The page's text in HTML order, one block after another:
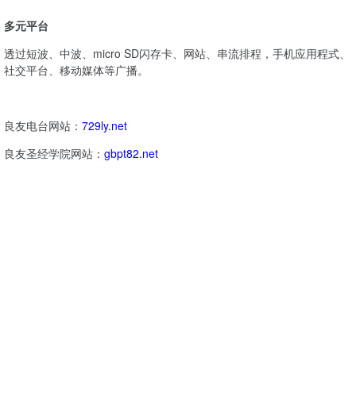
多元平台
透过短波、中波、micro SD闪存卡、网站、串流排程，手机应用程式、
社交平台、移动媒体等广播。
良友电台网站： 729ly.net
良友圣经学院网站： gbpt82.net